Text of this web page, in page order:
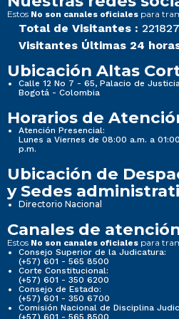
Estos No son canales oficiales para
Total de Visitantes :
Visitantes Últimas 24
Ubicación Altas
Calle 12 No 7 - 65, Palacio de
Bogotá - Colombia
Horarios de
Atención Presencial:
Lunes a Viernes de 08:00 a.m. a
p.m.
Ubicación de
y Sedes
Directorio Nacional
Canales de
Estos No son canales oficiales para
Consejo Superior de la Judicatura:
(+57) 601 - 565 8500
Corte Constitucional:
(+57) 601 - 350 6200
Consejo de Estado:
(+57) 601 - 350 6700
Comisión Nacional de Disciplina
(+57) 601 - 565 8500